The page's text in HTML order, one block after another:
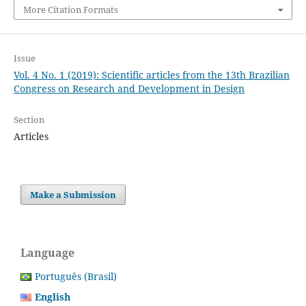
More Citation Formats
Issue
Vol. 4 No. 1 (2019): Scientific articles from the 13th Brazilian
Congress on Research and Development in Design
Section
Articles
Make a Submission
Language
Português (Brasil)
English